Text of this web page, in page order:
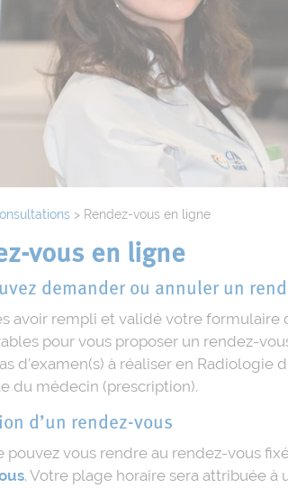
> Rendez-vous en ligne
vous en ligne
demander ou annuler un
avoir rempli et validé votre formulaire
pour vous proposer un rendez-
d’examen(s) à réaliser en
du médecin (prescription).
d’un rendez-vous
pouvez vous rendre au rendez-vous
. Votre plage horaire sera attribuée à